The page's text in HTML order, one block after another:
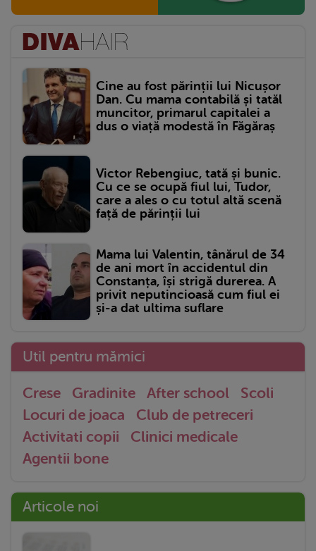
Cine au fost părinții lui Nicușor
Dan. Cu mama contabilă și tatăl
muncitor, primarul capitalei a
dus o viață modestă în Făgăraș
Victor Rebengiuc, tată și bunic.
Cu ce se ocupă fiul lui, Tudor,
care a ales o cu totul altă scenă
față de părinții lui
Mama lui Valentin, tânărul de 34
de ani mort în accidentul din
Constanța, își strigă durerea. A
privit neputincioasă cum fiul ei
și-a dat ultima suflare
Util pentru mămici
Crese Gradinite After school
Scoli
Locuri de joaca
Club de petreceri
Activitati copii
Clinici medicale
Agentii bone
Articole noi